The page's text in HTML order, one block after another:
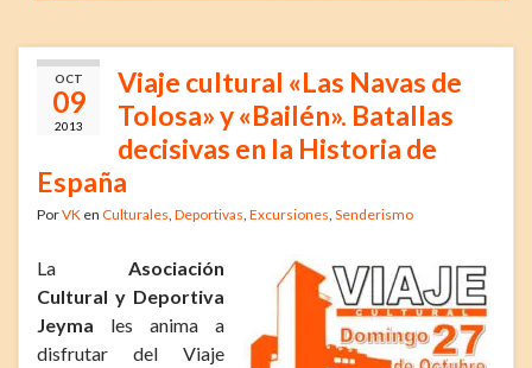
OCT
09
2013
Viaje cultural «Las Navas de
Tolosa» y «Bailén». Batallas
decisivas en la Historia de
España
PorVK en Culturales, Deportivas, Excursiones, Senderismo
La Asociación
Cultural y Deportiva
Jeyma les anima a
disfrutar del Viaje